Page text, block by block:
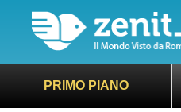
PRIMO PIANO